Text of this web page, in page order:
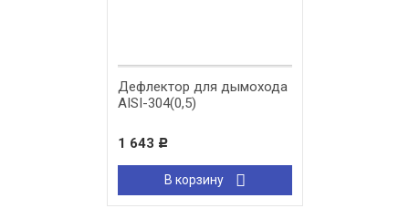
Дефлектор для дымохода
AISI-304(0,5)
1 643 Р
В корзину